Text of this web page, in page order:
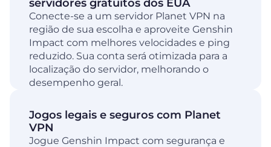
servidores gratuitos dos EUA
Conecte-se a um servidor Planet VPN na
região de sua escolha e aproveite Genshin
Impact com melhores velocidades e ping
reduzido. Sua conta será otimizada para a
localização do servidor, melhorando o
desempenho geral.
Jogos legais e seguros com Planet
VPN
Jogue Genshin Impact com segurança e